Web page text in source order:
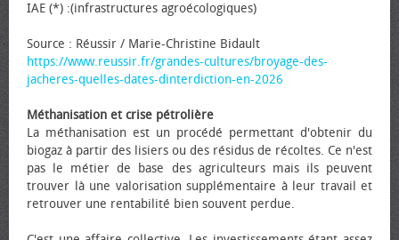
IAE (*) :(infrastructures agroécologiques)
Source : Réussir / Marie-Christine Bidault
https://www.reussir.fr/grandes-cultures/broyage-des-
jacheres-quelles-dates-dinterdiction-en-2026
Méthanisation et crise pétrolière
La méthanisation est un procédé permettant d'obtenir du
biogaz à partir des lisiers ou des résidus de récoltes. Ce n'est
pas le métier de base des agriculteurs mais ils peuvent
trouver là une valorisation supplémentaire à leur travail et
retrouver une rentabilité bien souvent perdue.